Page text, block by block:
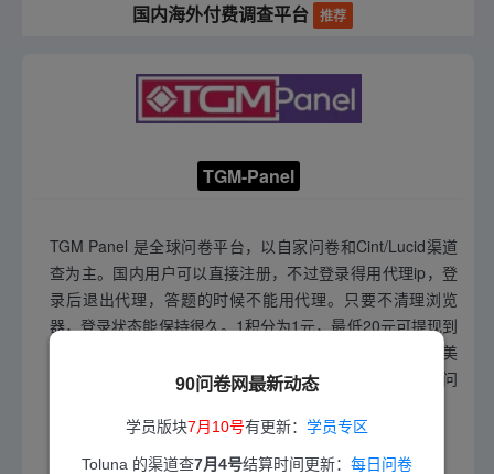
90问卷网最新动态
学员版块7月10号有更新： 学员专区
Toluna 的渠道查7月4号结算时间更新： 每日问卷
国内海外付费调查平台 推荐
TGM-Panel
TGM Panel 是全球问卷平台，以自家问卷和Cint/Lucid渠道
查为主。国内用户可以直接注册，不过登录得用代理ip，登
录后退出代理，答题的时候不能用代理。只要不清理浏览
器，登录状态能保持很久。1积分为1元，最低20元可提现到
PayPal，到账会换成美元。提现100元，实际到账14.7美
元，账户里还剩96积分。本站只是测试，其实没答过多少问
官网直达 奖励到了